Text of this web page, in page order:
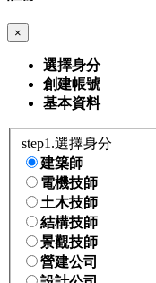
×
選擇身分
創建帳號
基本資料
step1.選擇身分
建築師
電機技師
土木技師
結構技師
景觀技師
營建公司